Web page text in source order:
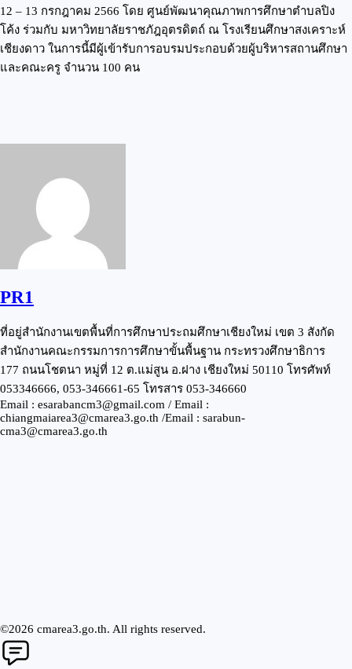
12 – 13 กรกฎาคม 2566 โดย ศูนย์พัฒนาคุณภาพการศึกษาตำบลปิง
โค้ง ร่วมกับ มหาวิทยาลัยราชภัฎอุตรดิตถ์ ณ โรงเรียนศึกษาสงเคราะห์
เชียงดาว ในการนี้มีผู้เข้ารับการอบรมประกอบด้วยผู้บริหารสถานศึกษา
และคณะครู จำนวน 100 คน
PR1
ที่อยู่สำนักงานเขตพื้นที่การศึกษาประถมศึกษาเชียงใหม่ เขต 3 สังกัด
สำนักงานคณะกรรมการการศึกษาขั้นพื้นฐาน กระทรวงศึกษาธิการ
177 ถนนโชตนา หมู่ที่ 12 ต.แม่สูน อ.ฝาง เชียงใหม่ 50110 โทรศัพท์
053346666, 053-346661-65 โทรสาร 053-346660
Email : esarabancm3@gmail.com / Email :
chiangmaiarea3@cmarea3.go.th /Email : sarabun-
cma3@cmarea3.go.th
©2026 cmarea3.go.th. All rights reserved.